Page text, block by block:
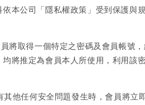
本公司「隱私權政策」受到保護與規
將取得一個特定之密碼及會員帳號
將推定為會員本人所使用，利用該
他任何安全問題發生時，會員將立